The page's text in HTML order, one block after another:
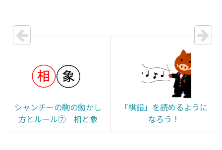
シャンチーの駒の動かし
方とルール⑦ 相と象
「棋譜」を読めるように
なろう！